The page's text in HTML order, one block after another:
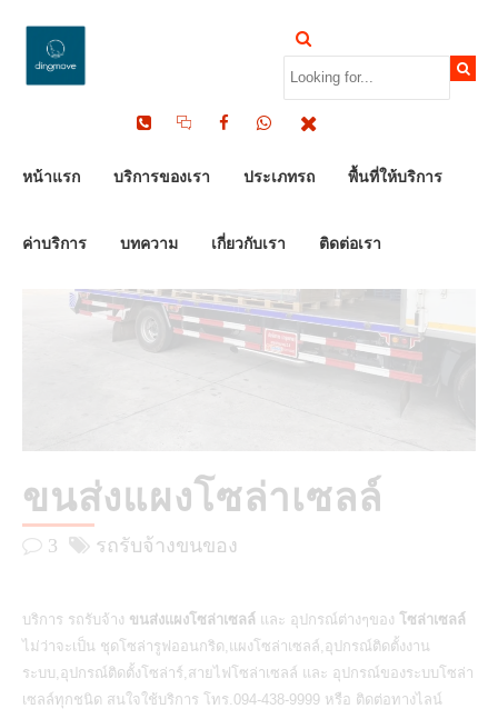
หน้าแรก บริการของเรา ประเภทรถ พื้นที่ให้บริการ
ค่าบริการ บทความ เกี่ยวกับเรา ติดต่อเรา
ขนส่งแผงโซล่าเซลล์
3 รถรับจ้างขนของ
บริการ รถรับจ้าง ขนส่งแผงโซล่าเซลล์ และ อุปกรณ์ต่างๆของ โซล่าเซลล์
ไม่ว่าจะเป็น ชุดโซล่ารูฟออนกริด,แผงโซล่าเซลล์,อุปกรณ์ติดตั้งงาน
ระบบ,อุปกรณ์ติดตั้งโซล่าร์,สายไฟโซล่าเซลล์ และ อุปกรณ์ของระบบโซล่า
เซลล์ทุกชนิด สนใจใช้บริการ โทร.094-438-9999 หรือ ติดต่อทางไลน์